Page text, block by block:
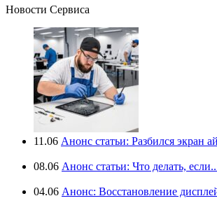
Новости Сервиса
11.06 Анонс статьи: Разбился экран
08.06 Анонс статьи: Что делать,
04.06 Анонс: Восстановление